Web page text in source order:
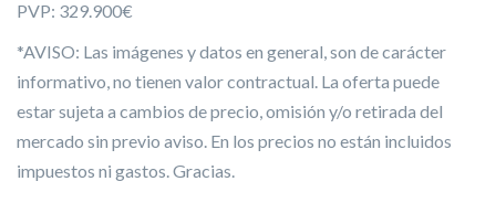
PVP: 329.900€
*AVISO: Las imágenes y datos en general, son de carácter
informativo, no tienen valor contractual. La oferta puede
estar sujeta a cambios de precio, omisión y/o retirada del
mercado sin previo aviso. En los precios no están incluidos
impuestos ni gastos. Gracias.